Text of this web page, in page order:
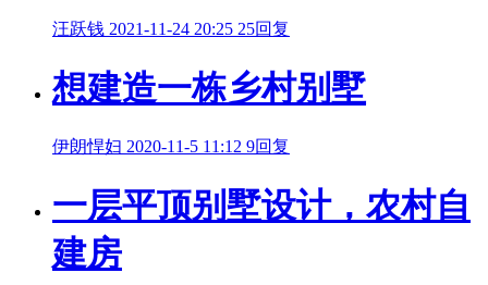
汪跃钱 2021-11-24 20:25 25回复
想建造一栋乡村别墅
伊朗悍妇 2020-11-5 11:12 9回复
一层平顶别墅设计，农村自
建房